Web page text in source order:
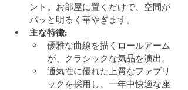
ント。お部屋に置くだけで、空間が
パッと明るく華やぎます。
主な特徴:
優雅な曲線を描くロールアーム
が、クラシックな気品を演出。
通気性に優れた上質なファブリ
ックを採用し、一年中快適な座